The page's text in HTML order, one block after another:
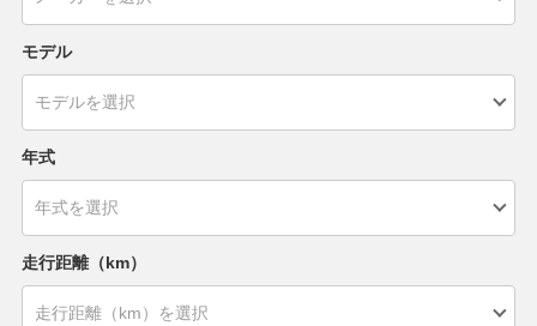
モデル
年式
走行距離（km）